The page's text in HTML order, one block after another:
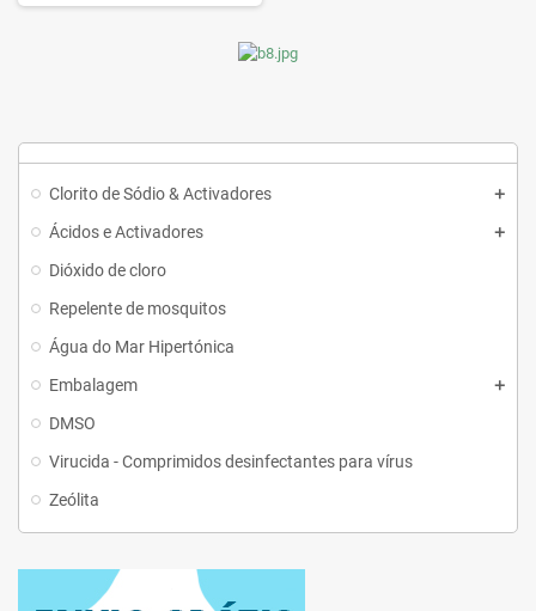
Clorito de Sódio & Activadores
Ácidos e Activadores
Dióxido de cloro
Repelente de mosquitos
Água do Mar Hipertónica
Embalagem
DMSO
Virucida - Comprimidos desinfectantes para vírus
Zeólita